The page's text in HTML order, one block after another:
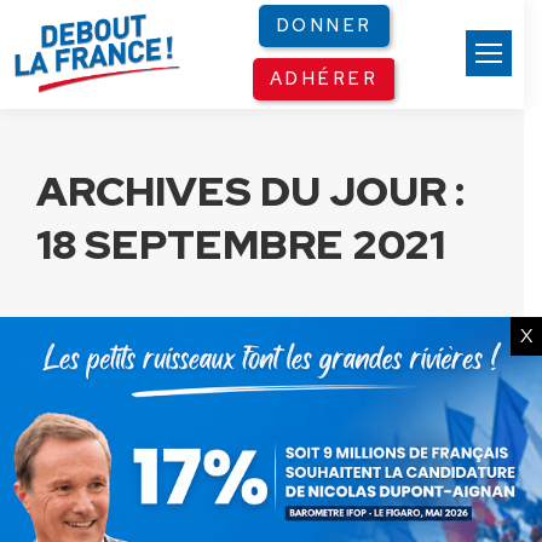
DONNER
ADHÉRER
ARCHIVES DU JOUR :
18 SEPTEMBRE 2021
X
Panneau de gestion des cookies